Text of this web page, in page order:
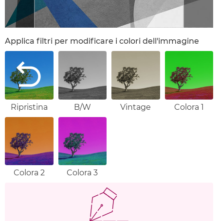
Applica filtri per modificare i colori dell'immagine
Ripristina B/W Vintage Colora 1
Colora 2 Colora 3